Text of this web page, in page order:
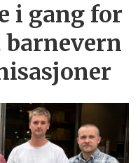
i gang for